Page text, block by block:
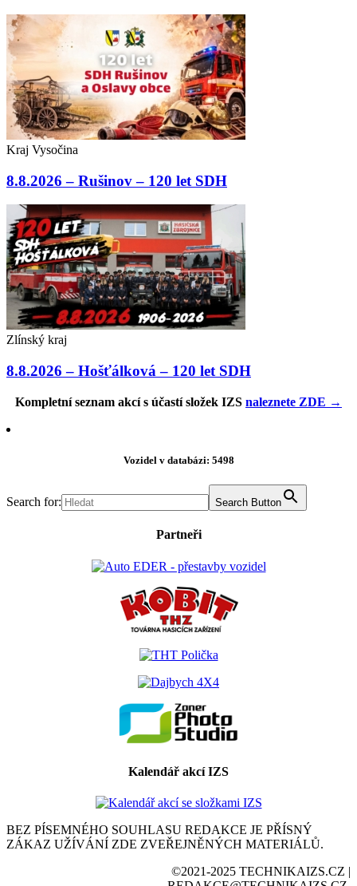
Kraj Vysočina
8.8.2026 – Rušinov – 120 let SDH
Zlínský kraj
8.8.2026 – Hošťálková – 120 let SDH
Kompletní seznam akcí s účastí složek IZS naleznete ZDE →
Vozidel v databázi: 5498
Search for: Search Button
Partneři
Kalendář akcí IZS
BEZ PÍSEMNÉHO SOUHLASU REDAKCE JE PŘÍSNÝ
ZÁKAZ UŽÍVÁNÍ ZDE ZVEŘEJNĚNÝCH MATERIÁLŮ.
©2021-2025 TECHNIKAIZS.CZ |